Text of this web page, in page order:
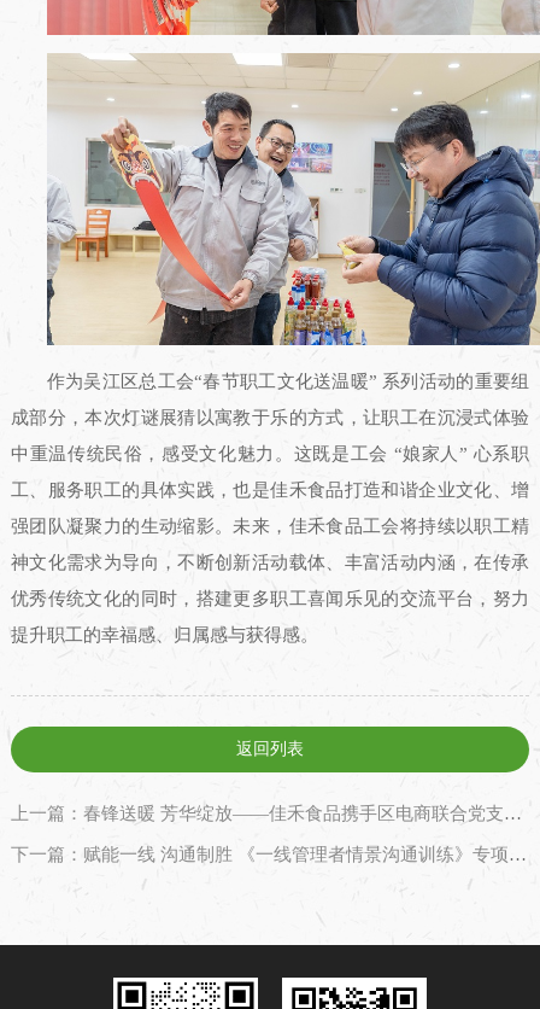
作为吴江区总工会“春节职工文化送温暖” 系列活动的重要组
成部分，本次灯谜展猜以寓教于乐的方式，让职工在沉浸式体验
中重温传统民俗，感受文化魅力。这既是工会 “娘家人” 心系职
工、服务职工的具体实践，也是佳禾食品打造和谐企业文化、增
强团队凝聚力的生动缩影。未来，佳禾食品工会将持续以职工精
神文化需求为导向，不断创新活动载体、丰富活动内涵，在传承
优秀传统文化的同时，搭建更多职工喜闻乐见的交流平台，努力
提升职工的幸福感、归属感与获得感。
返回列表
上一篇：春锋送暖 芳华绽放——佳禾食品携手区电商联合党支部开展学雷锋·贺巾帼主题活动
下一篇：赋能一线 沟通制胜 《一线管理者情景沟通训练》专项培训圆满收官